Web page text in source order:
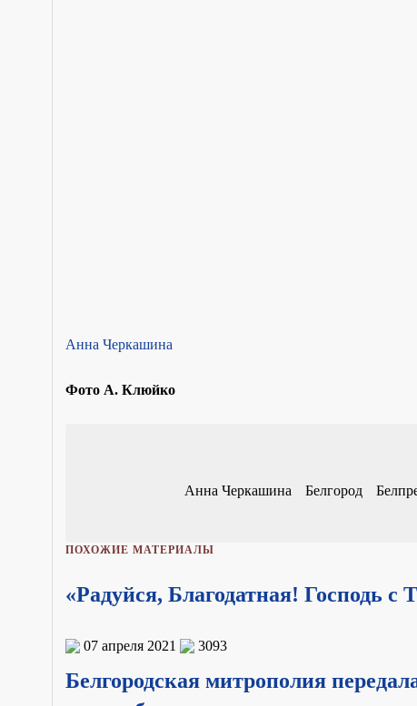
Анна Черкашина
Фото А. Клюйко
Анна Черкашина Белгород
ПОХОЖИЕ МАТЕРИАЛЫ
«Радуйся, Благодатная! Господь с
07 апреля 2021 3093
Белгородская митрополия